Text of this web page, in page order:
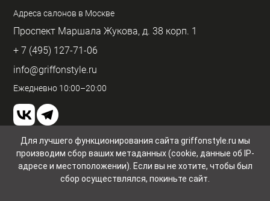
Адреса салонов в Москве
Проспект Маршала Жукова, д. 38 корп. 1
+ 7 (495) 127-71-06
info@griffonstyle.ru
Ежедневно 10:00–20:00
© GriffonStyle 2026
Пользовательское соглашение и конфиденциальность
Для лучшего функционирования сайта griffonstyle.ru мы
производим сбор ваших метаданных (cookie, данные об IP-
адресе и местоположении). Если вы не хотите, чтобы был
сбор осуществлялся, покиньте сайт.